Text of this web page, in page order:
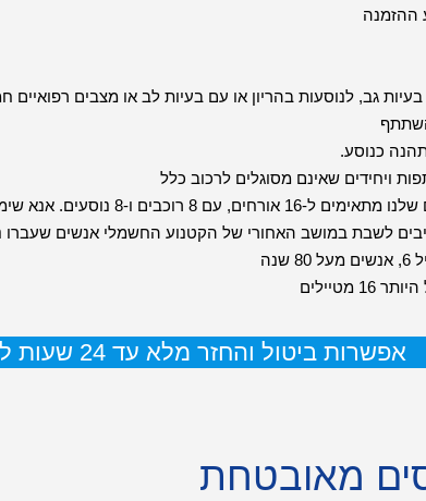
ההזמנה
גב, לנוסעות בהריון או עם בעיות לב או מצבים רפואיים
כנוסע.
ויחידים שאינם מסוגלים לרכוב כלל
8 נוסעים. אנא שימו לב למגבלה זו לפני ההזמנה.
מתחת לגיל 15 חייבים לשבת במושב האחורי של הקטנוע החשמלי
מטיילים
אפשרות ביטול והחזר מלא עד 24 שעות לפני הביקור!
מאובטחת